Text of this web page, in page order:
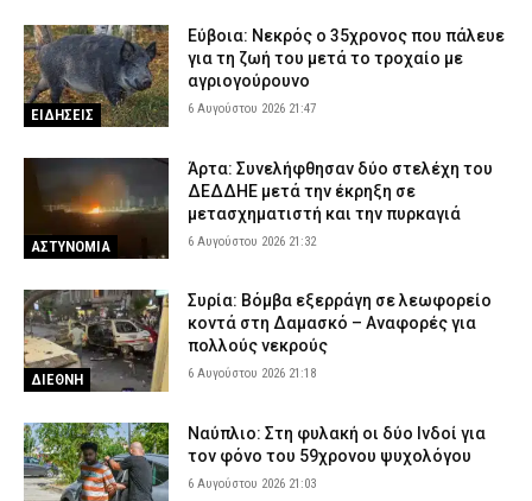
ΕΙΔΗΣΕΙΣ
Εύβοια: Νεκρός ο 35χρονος που πάλευε
για τη ζωή του μετά το τροχαίο με
αγριογούρουνο
6 Αυγούστου 2026 21:47
ΑΣΤΥΝΟΜΙΑ
Άρτα: Συνελήφθησαν δύο στελέχη του
ΔΕΔΔΗΕ μετά την έκρηξη σε
μετασχηματιστή και την πυρκαγιά
6 Αυγούστου 2026 21:32
ΔΙΕΘΝΗ
Συρία: Βόμβα εξερράγη σε λεωφορείο
κοντά στη Δαμασκό – Αναφορές για
πολλούς νεκρούς
6 Αυγούστου 2026 21:18
Ναύπλιο: Στη φυλακή οι δύο Ινδοί για
τον φόνο του 59χρονου ψυχολόγου
6 Αυγούστου 2026 21:03